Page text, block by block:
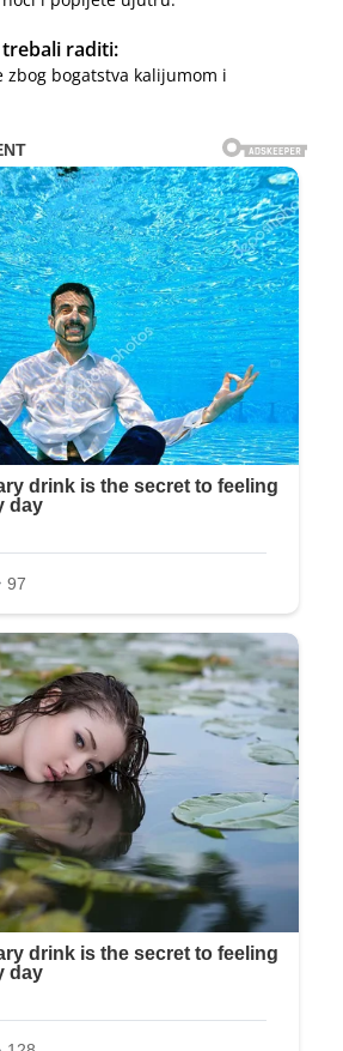
raditi:
zbog bogatstva kalijumom i